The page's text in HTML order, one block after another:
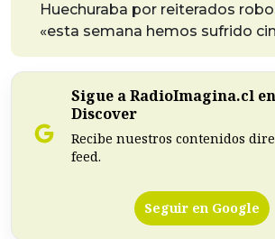
Huechuraba por reiterados
«esta semana hemos sufrido
Sigue a RadioImagina.cl
Discover
Recibe nuestros contenidos
feed.
Seguir en Google